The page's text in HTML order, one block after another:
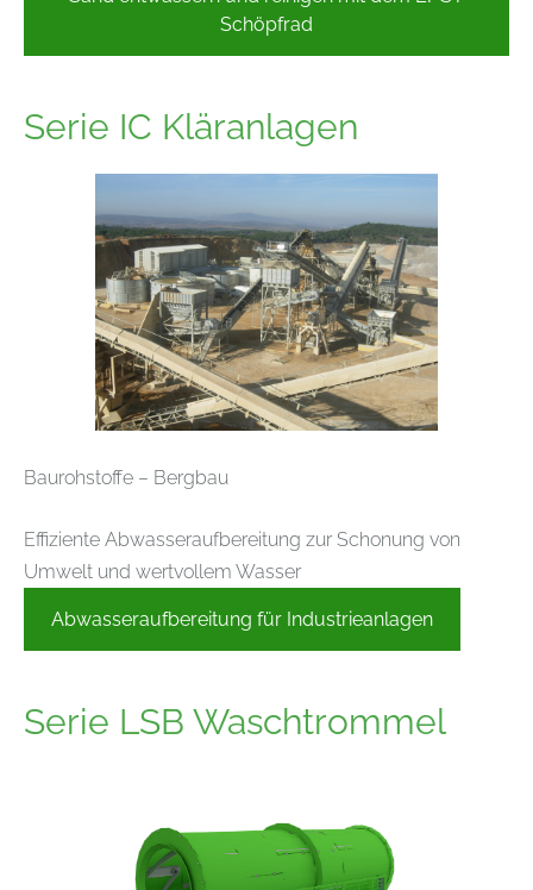
Schöpfrad
Serie IC Kläranlagen
Baurohstoffe – Bergbau
Effiziente Abwasseraufbereitung zur Schonung von
Umwelt und wertvollem Wasser
Abwasseraufbereitung für Industrieanlagen
Serie LSB Waschtrommel